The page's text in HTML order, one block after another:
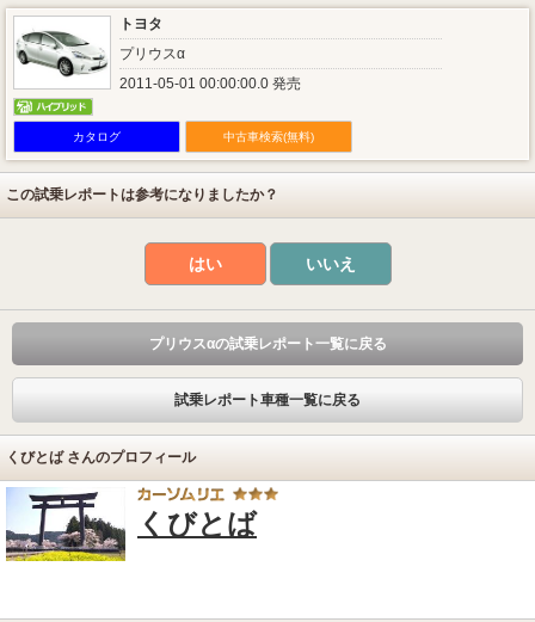
トヨタ
プリウスα
2011-05-01 00:00:00.0 発売
カタログ 中古車検索(無料)
この試乗レポートは参考になりましたか？
はい いいえ
プリウスαの試乗レポート一覧に戻る
試乗レポート車種一覧に戻る
くびとば さんのプロフィール
くびとば